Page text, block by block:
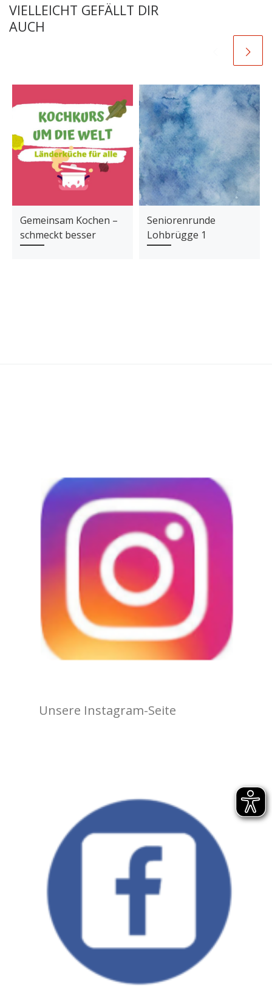
VIELLEICHT GEFÄLLT DIR
AUCH
Gemeinsam Kochen –
schmeckt besser
Seniorenrunde
Lohbrügge 1
Unsere Instagram-Seite